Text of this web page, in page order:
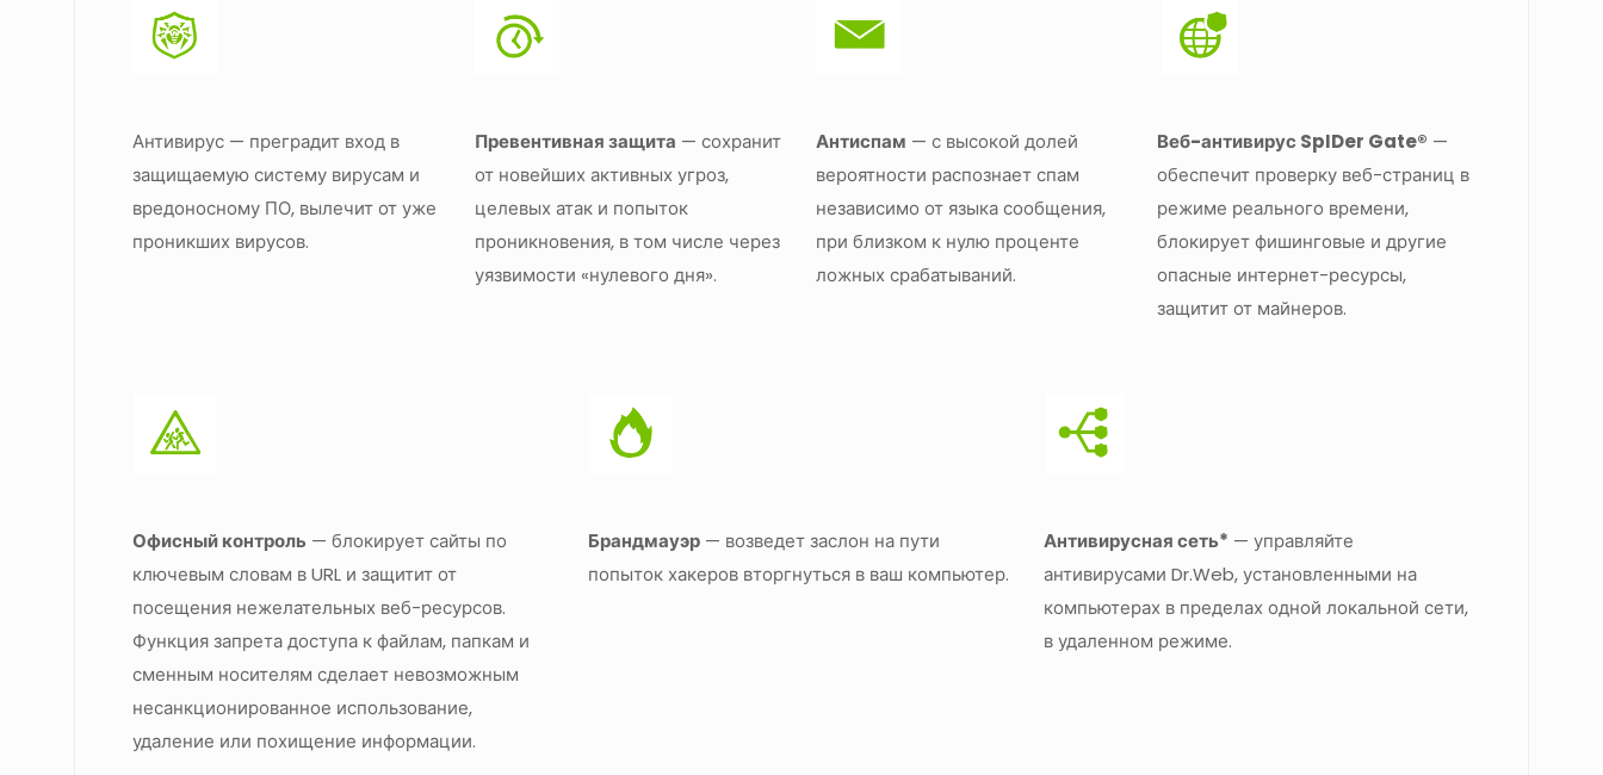
Антивирус — преградит вход в
защищаемую систему вирусам и
вредоносному ПО, вылечит от уже
проникших вирусов.
Превентивная защита — сохранит
от новейших активных угроз,
целевых атак и попыток
проникновения, в том числе через
уязвимости «нулевого дня».
Антиспам — с высокой долей
вероятности распознает спам
независимо от языка сообщения,
при близком к нулю проценте
ложных срабатываний.
Веб-антивирус SpIDer Gate® —
обеспечит проверку веб-страниц в
режиме реального времени,
блокирует фишинговые и другие
опасные интернет-ресурсы,
защитит от майнеров.
Офисный контроль — блокирует сайты по
ключевым словам в URL и защитит от
посещения нежелательных веб-ресурсов.
Функция запрета доступа к файлам, папкам и
сменным носителям сделает невозможным
несанкционированное использование,
удаление или похищение информации.
Брандмауэр — возведет заслон на пути
попыток хакеров вторгнуться в ваш компьютер.
Антивирусная сеть* — управляйте
антивирусами Dr.Web, установленными на
компьютерах в пределах одной локальной сети,
в удаленном режиме.